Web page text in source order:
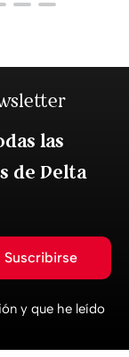
las
de Delta
Suscribirse
y que he leído